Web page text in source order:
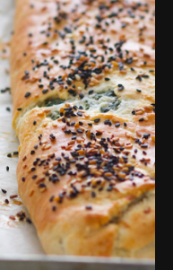
פרסומות,
מדיה
דיגיטלית
ועוד.